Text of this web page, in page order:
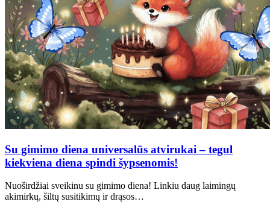
Su gimimo diena universalūs atvirukai – tegul
kiekviena diena spindi šypsenomis!
Nuoširdžiai sveikinu su gimimo diena! Linkiu daug laimingų
akimirkų, šiltų susitikimų ir drąsos…